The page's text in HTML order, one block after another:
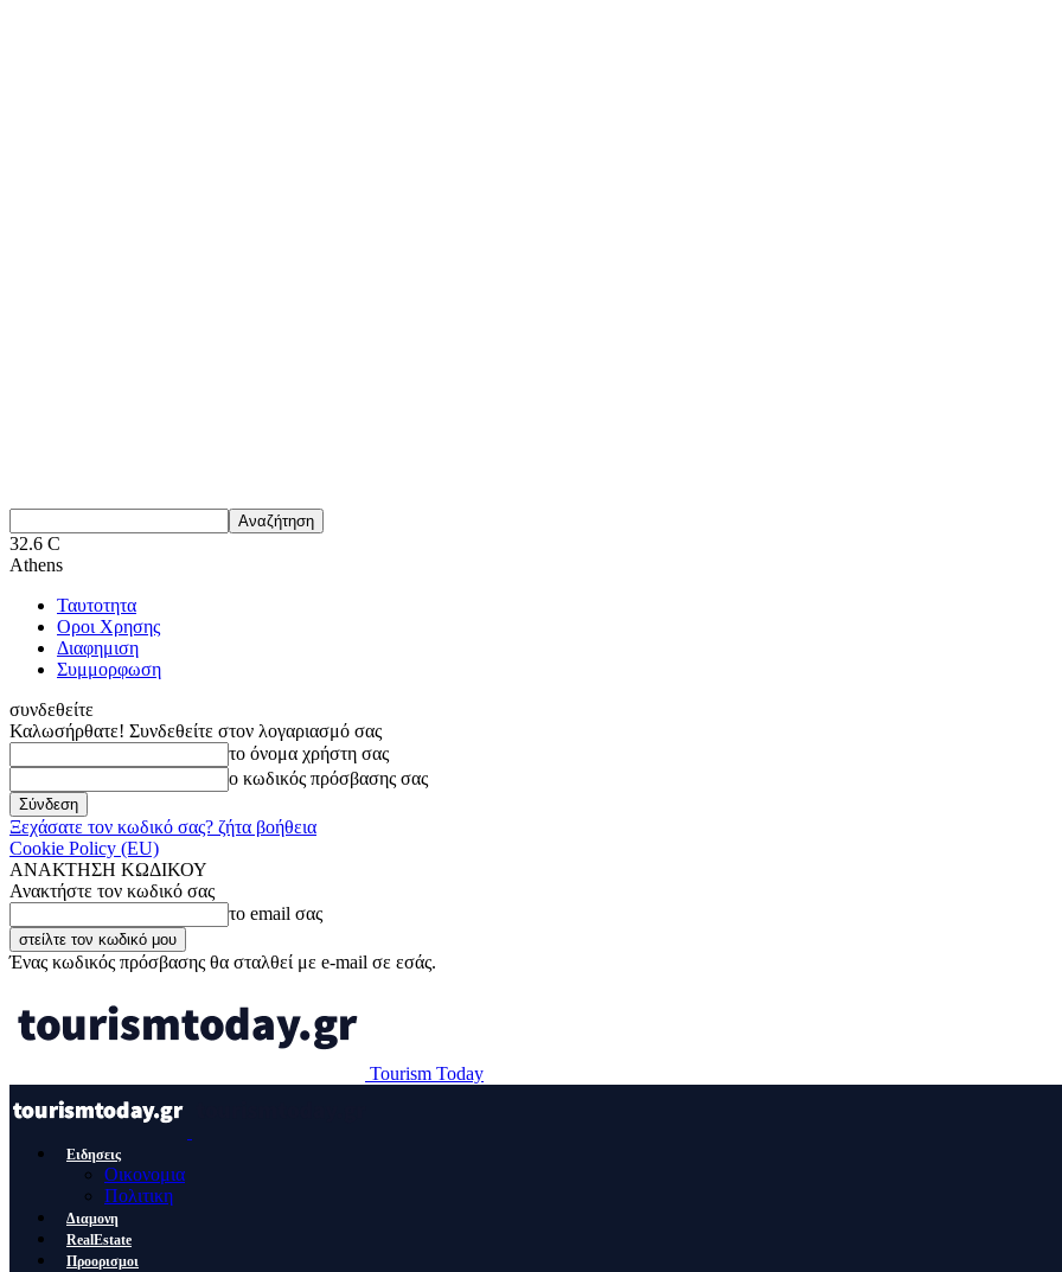
32.6 C
Athens
Ταυτοτητα
Οροι Χρησης
Διαφημιση
Συμμορφωση
συνδεθείτε
Καλωσήρθατε! Συνδεθείτε στον λογαριασμό σας
το όνομα χρήστη σας
ο κωδικός πρόσβασης σας
Ξεχάσατε τον κωδικό σας? ζήτα βοήθεια
Cookie Policy (EU)
ΑΝΑΚΤΗΣΗ ΚΩΔΙΚΟΥ
Ανακτήστε τον κωδικό σας
το email σας
Ένας κωδικός πρόσβασης θα σταλθεί με e-mail σε εσάς.
Tourism Today
Ειδησεις
Οικονομια
Πολιτικη
Διαμονη
RealEstate
Προορισμοι